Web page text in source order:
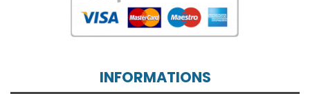
INFORMATIONS